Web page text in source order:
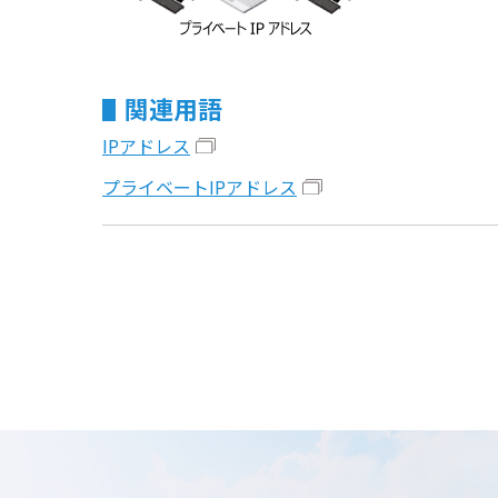
関連用語
IPアドレス
プライベートIPアドレス